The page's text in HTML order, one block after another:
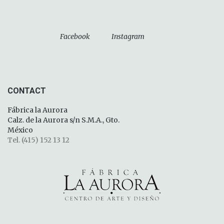
Facebook Instagram
CONTACT
Fábrica la Aurora
Calz. de la Aurora s/n S.M.A., Gto.
México
Tel. (415) 152 13 12